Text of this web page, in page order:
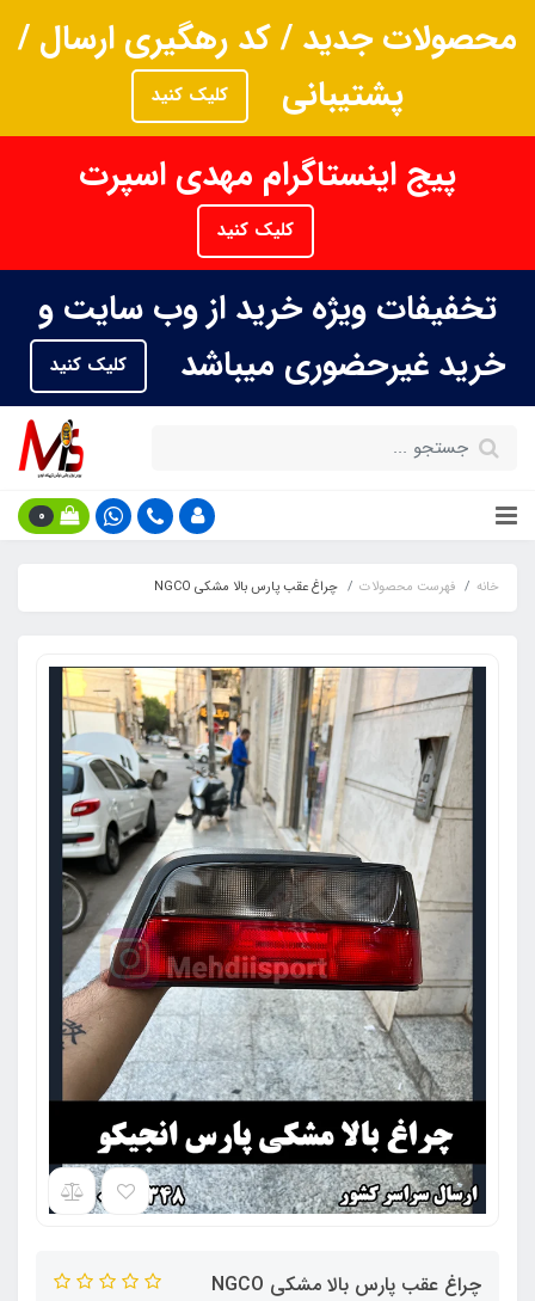
محصولات جدید / کد رهگیری ارسال /
پشتیبانی
کلیک کنید
پیج اینستاگرام مهدی اسپرت
کلیک کنید
تخفیفات ویژه خرید از وب سایت و
خرید غیرحضوری میباشد
کلیک کنید
0
خانه فهرست محصولات چراغ عقب پارس بالا مشکی NGCO
چراغ عقب پارس بالا مشکی NGCO